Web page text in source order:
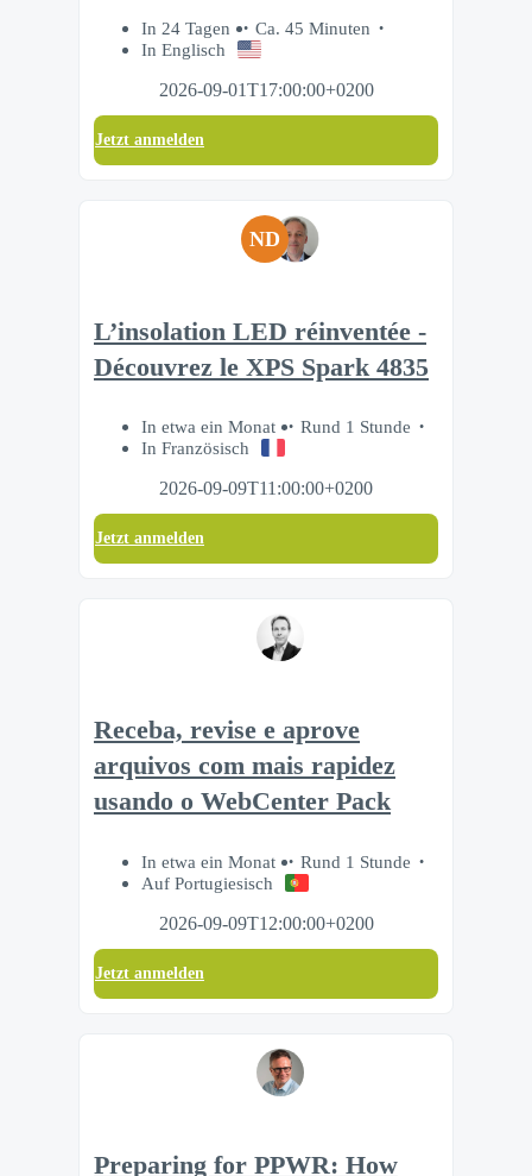
In 24 Tagen
Ca. 45 Minuten
In Englisch
2026-09-01T17:00:00+0200
Jetzt anmelden
ND
L’insolation LED réinventée -
Découvrez le XPS Spark 4835
In etwa ein Monat
Rund 1 Stunde
In Französisch
2026-09-09T11:00:00+0200
Jetzt anmelden
Receba, revise e aprove
arquivos com mais rapidez
usando o WebCenter Pack
In etwa ein Monat
Rund 1 Stunde
Auf Portugiesisch
2026-09-09T12:00:00+0200
Jetzt anmelden
Preparing for PPWR: How